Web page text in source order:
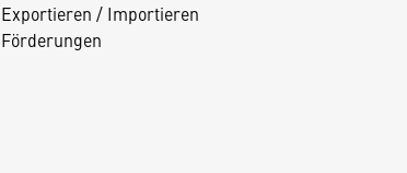
Exportieren / Importieren
Förderungen